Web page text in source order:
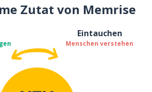
Zutat von Memrise
Eintauchen
Menschen verstehen